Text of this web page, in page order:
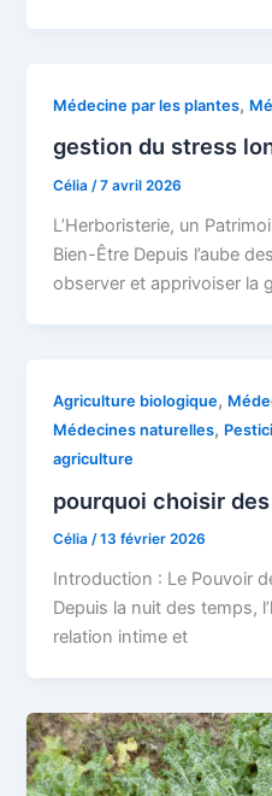
Médecine par les plantes,
gestion du stress
Célia/7 avril 2026
L’Herboristerie, un
Bien-Être Depuis l’aube
observer et apprivoiser la
Agriculture biologique,
Médecines naturelles,
agriculture
pourquoi choisir
Célia/13 février 2026
Introduction : Le Pouvoir
Depuis la nuit des temps,
relation intime et